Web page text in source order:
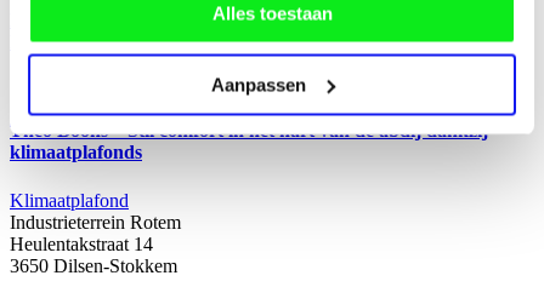
Alles toestaan
Aanpassen
Klimaatplafond
Theo Boons – Stil comfort in het hart van de abdij dankzij
klimaatplafonds
Klimaatplafond
Industrieterrein Rotem
Heulentakstraat 14
3650 Dilsen-Stokkem